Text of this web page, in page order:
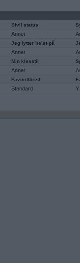
Sivil status
Annet
Jeg lytter helst på
Annet
Min klesstil
Annet
Favorittbrett
Standard Y